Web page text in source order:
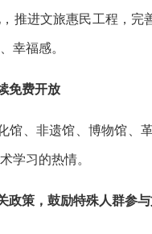
推进文旅惠民工程，完
幸福感。
免费开放
馆、非遗馆、博物馆、
学习的热情。
政策，鼓励特殊人群参